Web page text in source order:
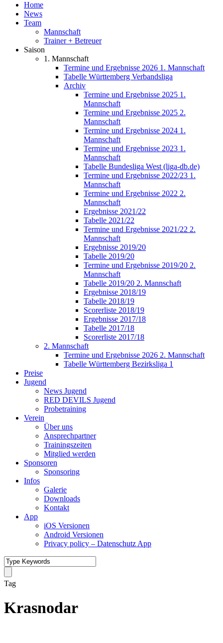
Home
News
Team
Mannschaft
Trainer + Betreuer
Saison
1. Mannschaft
Termine und Ergebnisse 2026 1. Mannschaft
Tabelle Württemberg Verbandsliga
Archiv
Termine und Ergebnisse 2025 1.
Mannschaft
Termine und Ergebnisse 2025 2.
Mannschaft
Termine und Ergebnisse 2024 1.
Mannschaft
Termine und Ergebnisse 2023 1.
Mannschaft
Tabelle Bundesliga West (liga-db.de)
Termine und Ergebnisse 2022/23 1.
Mannschaft
Termine und Ergebnisse 2022 2.
Mannschaft
Ergebnisse 2021/22
Tabelle 2021/22
Termine und Ergebnisse 2021/22 2.
Mannschaft
Ergebnisse 2019/20
Tabelle 2019/20
Termine und Ergebnisse 2019/20 2.
Mannschaft
Tabelle 2019/20 2. Mannschaft
Ergebnisse 2018/19
Tabelle 2018/19
Scorerliste 2018/19
Ergebnisse 2017/18
Tabelle 2017/18
Scorerliste 2017/18
2. Mannschaft
Termine und Ergebnisse 2026 2. Mannschaft
Tabelle Württemberg Bezirksliga 1
Preise
Jugend
News Jugend
RED DEVILS Jugend
Probetraining
Verein
Über uns
Ansprechpartner
Trainingszeiten
Mitglied werden
Sponsoren
Sponsoring
Infos
Galerie
Downloads
Kontakt
App
iOS Versionen
Android Versionen
Privacy policy – Datenschutz App
Tag
Krasnodar